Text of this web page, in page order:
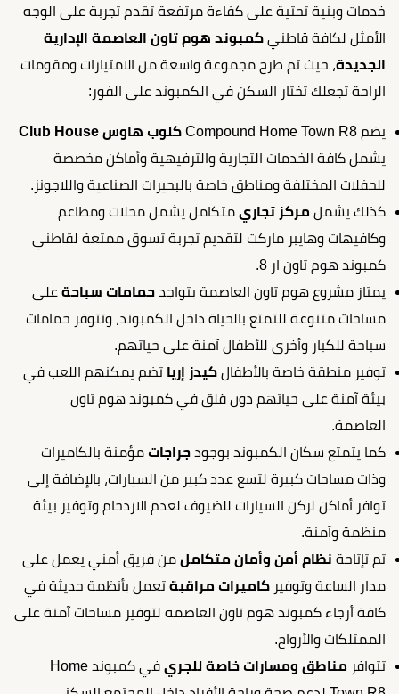
خدمات وبنية تحتية على كفاءة مرتفعة تقدم تجربة على الوجه
الأمثل لكافة قاطني كمبوند هوم تاون العاصمة الإدارية
الجديدة، حيث تم طرح مجموعة واسعة من الامتيازات ومقومات
الراحة تجعلك تختار السكن في الكمبوند على الفور:
يضم Compound Home Town R8
كلوب هاوس Club House
يشمل كافة الخدمات التجارية والترفيهية وأماكن مخصصة
للحفلات المختلفة ومناطق خاصة بالبحيرات الصناعية واللاجونز.
كذلك يشمل مركز تجاري متكامل يشمل محلات ومطاعم
وكافيهات وهايبر ماركت لتقديم تجربة تسوق ممتعة لقاطني
كمبوند هوم تاون ار 8.
يمتاز مشروع هوم تاون العاصمة بتواجد حمامات سباحة على
مساحات متنوعة للتمتع بالحياة داخل الكمبوند، وتتوفر حمامات
سباحة للكبار وأخرى للأطفال آمنة على حياتهم.
توفير منطقة خاصة بالأطفال كيدز إريا تضم يمكنهم اللعب في
بيئة آمنة على حياتهم دون قلق في كمبوند هوم تاون
العاصمة.
كما يتمتع سكان الكمبوند بوجود جراجات مؤمنة بالكاميرات
وذات مساحات كبيرة لتسع عدد كبير من السيارات، بالإضافة إلى
توافر أماكن لركن السيارات للضيوف لعدم الازدحام وتوفير بيئة
منظمة وآمنة.
تم تإتاحة نظام أمن وأمان متكامل من فريق أمني يعمل على
مدار الساعة وتوفير كاميرات مراقبة تعمل بأنظمة حديثة في
كافة أرجاء كمبوند هوم تاون العاصمه لتوفير مساحات آمنة على
الممتلكات والأرواح.
تتوافر مناطق ومسارات خاصة للجري
في كمبوند Home